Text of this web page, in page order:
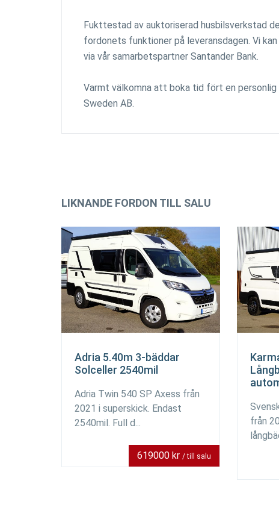
Fukttestad av auktoriserad husbilsverkstad
fordonets funktioner på leveransdagen. Vi
via vår samarbetspartner Santander Bank.
Varmt välkomna att boka tid fört en personlig
Sweden AB.
LIKNANDE FORDON TILL SALU
Adria 5.40m 3-bäddar
Solceller 2540mil
Adria Twin 540 SP Axess från
2021 i superskick. Endast
2540mil. Full d...
619000 kr / till salu
från